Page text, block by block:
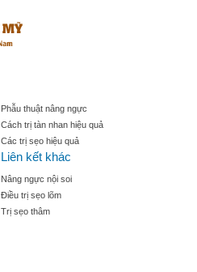
Phẫu thuật nâng ngực
Cách trị tàn nhan hiệu quả
Các trị sẹo hiệu quả
Liên kết khác
Nâng ngực nội soi
Điều trị sẹo lõm
Trị sẹo thâm